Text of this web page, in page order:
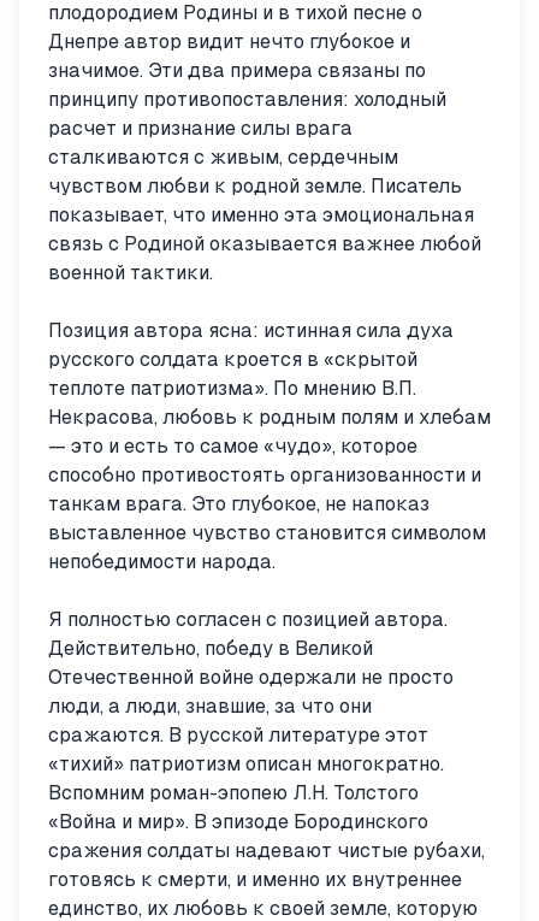
плодородием Родины и в тихой песне о
Днепре автор видит нечто глубокое и
значимое. Эти два примера связаны по
принципу противопоставления: холодный
расчет и признание силы врага
сталкиваются с живым, сердечным
чувством любви к родной земле. Писатель
показывает, что именно эта эмоциональная
связь с Родиной оказывается важнее любой
военной тактики.
Позиция автора ясна: истинная сила духа
русского солдата кроется в «скрытой
теплоте патриотизма». По мнению В.П.
Некрасова, любовь к родным полям и хлебам
— это и есть то самое «чудо», которое
способно противостоять организованности и
танкам врага. Это глубокое, не напоказ
выставленное чувство становится символом
непобедимости народа.
Я полностью согласен с позицией автора.
Действительно, победу в Великой
Отечественной войне одержали не просто
люди, а люди, знавшие, за что они
сражаются. В русской литературе этот
«тихий» патриотизм описан многократно.
Вспомним роман-эпопею Л.Н. Толстого
«Война и мир». В эпизоде Бородинского
сражения солдаты надевают чистые рубахи,
готовясь к смерти, и именно их внутреннее
единство, их любовь к своей земле, которую